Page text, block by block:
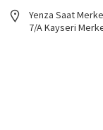
Yenza Saat
7/A Kayseri